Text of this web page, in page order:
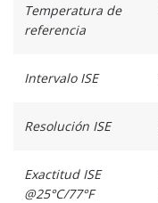
Temperatura de
referencia
Intervalo ISE
Resolución ISE
Exactitud ISE
@25°C/77°F